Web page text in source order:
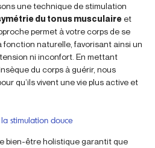
une technique de stimulation
du tonus musculaireet
permet à votre corps de se
naturelle, favorisant ainsi un
ni inconfort. En mettant
du corps à guérir, nous
qu’ils vivent une vie plus active et
stimulation douce
bien-être holistique garantit que